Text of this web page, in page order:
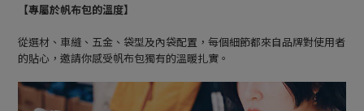
【專屬於帆布包的溫度】
從選材、車縫、五金、袋型及內袋配置，每個細節都來自品牌對使用者
的貼心，邀請你感受帆布包獨有的溫暖扎實。